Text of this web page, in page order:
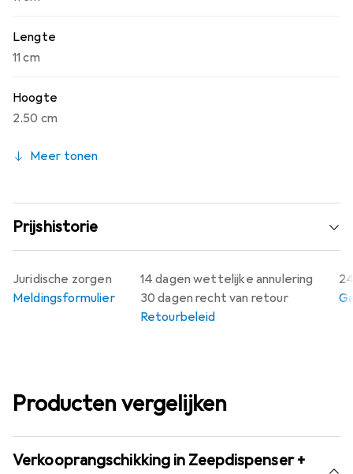
Lengte
11 cm
Hoogte
2.50 cm
Meer tonen
Prijshistorie
14 dagen wettelijke annulering
30 dagen recht van retour
Retourbeleid
Juridische zorgen
Meldingsformulier
Producten vergelijken
Verkooprangschikking in Zeepdispenser +